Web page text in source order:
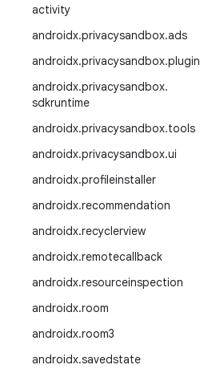
activity
androidx.privacysandbox.ads
androidx.privacysandbox.plugin
androidx.privacysandbox.
sdkruntime
androidx.privacysandbox.tools
androidx.privacysandbox.ui
androidx.profileinstaller
androidx.recommendation
androidx.recyclerview
androidx.remotecallback
androidx.resourceinspection
androidx.room
androidx.room3
androidx.savedstate